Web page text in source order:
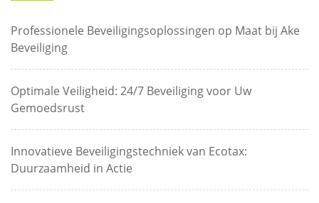
Professionele Beveiligingsoplossingen op Maat bij Ake
Beveiliging
Optimale Veiligheid: 24/7 Beveiliging voor Uw
Gemoedsrust
Innovatieve Beveiligingstechniek van Ecotax:
Duurzaamheid in Actie